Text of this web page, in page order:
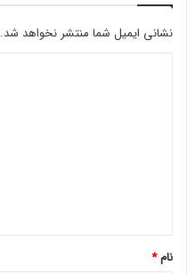
نشانی ایمیل شما منتشر نخواهد شد.
نام*